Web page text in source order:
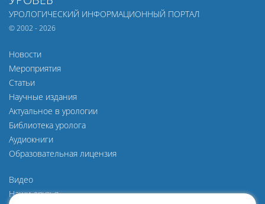
УРОЛОГИЧЕСКИЙ ИНФОРМАЦИОННЫЙ ПОРТАЛ
© 2002 - 2026
Новости
Мероприятия
Статьи
Научные издания
Актуальное в урологии
Библиотека уролога
Аудиокниги
Образовательная лицензия
Видео
Наши друзья